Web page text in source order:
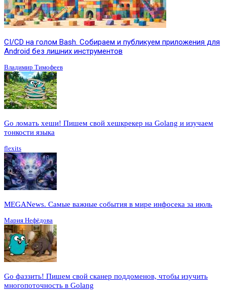
CI/CD на голом Bash. Собираем и публикуем приложения для
Android без лишних инструментов
Владимир Тимофеев
Go ломать хеши! Пишем свой хешкрекер на Golang и изучаем
тонкости языка
flexits
MEGANews. Cамые важные события в мире инфосека за июль
Мария Нефёдова
Go фаззить! Пишем свой сканер поддоменов, чтобы изучить
многопоточность в Golang